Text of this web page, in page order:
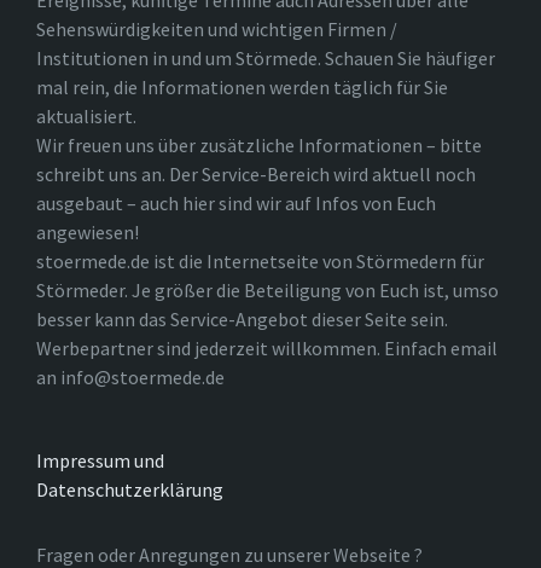
Sehenswürdigkeiten und wichtigen Firmen /
Institutionen in und um Störmede. Schauen Sie häufiger
mal rein, die Informationen werden täglich für Sie
aktualisiert.
Wir freuen uns über zusätzliche Informationen – bitte
schreibt uns an. Der Service-Bereich wird aktuell noch
ausgebaut – auch hier sind wir auf Infos von Euch
angewiesen!
stoermede.de ist die Internetseite von Störmedern für
Störmeder. Je größer die Beteiligung von Euch ist, umso
besser kann das Service-Angebot dieser Seite sein.
Werbepartner sind jederzeit willkommen. Einfach email
an info@stoermede.de
Impressum und
Datenschutzerklärung
Fragen oder Anregungen zu unserer Webseite ?